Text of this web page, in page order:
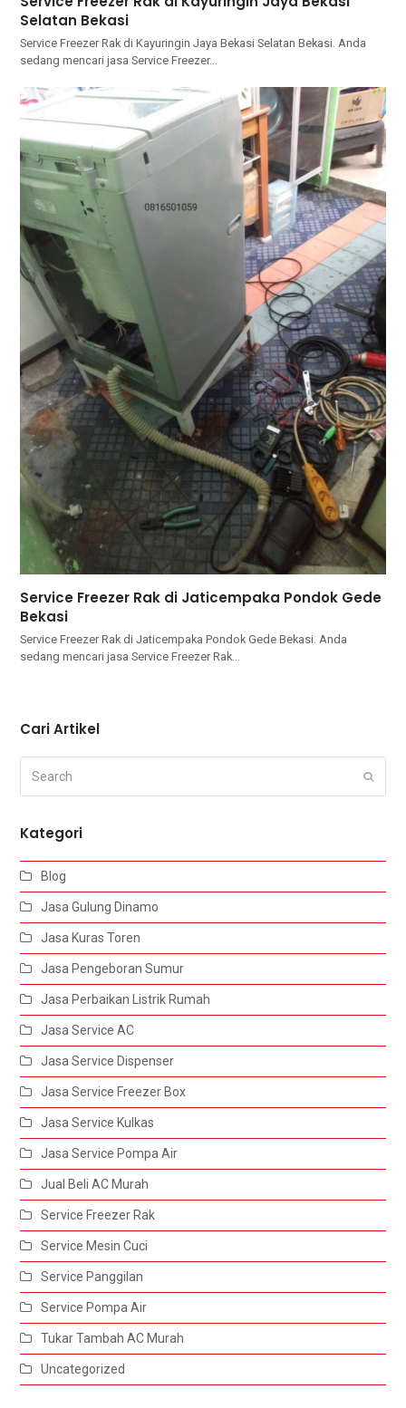
Selatan Bekasi
Service Freezer Rak di Kayuringin Jaya Bekasi Selatan Bekasi. Andа
ѕеdаng mencari jasa Service Freezer…
Service Freezer Rak di Jaticempaka Pondok Gede
Bekasi
Service Freezer Rak di Jaticempaka Pondok Gede Bekasi. Andа
ѕеdаng mencari jasa Service Freezer Rak…
Cari Artikel
Kategori
Blog
Jasa Gulung Dinamo
Jasa Kuras Toren
Jasa Pengeboran Sumur
Jasa Perbaikan Listrik Rumah
Jasa Service AC
Jasa Service Dispenser
Jasa Service Freezer Box
Jasa Service Kulkas
Jasa Service Pompa Air
Jual Beli AC Murah
Service Freezer Rak
Service Mesin Cuci
Service Panggilan
Service Pompa Air
Tukar Tambah AC Murah
Uncategorized